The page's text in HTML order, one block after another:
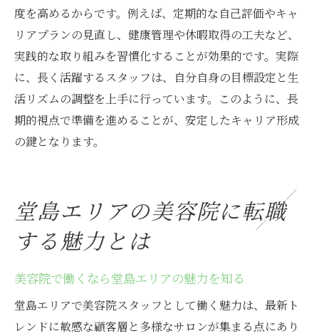
度を高めるからです。例えば、定期的な自己評価やキャ
リアプランの見直し、健康管理や休暇取得の工夫など、
実践的な取り組みを習慣化することが効果的です。実際
に、長く活躍するスタッフは、自分自身の目標設定と生
活リズムの調整を上手に行っています。このように、長
期的視点で準備を進めることが、安定したキャリア形成
の鍵となります。
堂島エリアの美容院に転職
する魅力とは
美容院で働くなら堂島エリアの魅力を知る
堂島エリアで美容院スタッフとして働く魅力は、最新ト
レンドに敏感な顧客層と多様なサロンが集まる点にあり